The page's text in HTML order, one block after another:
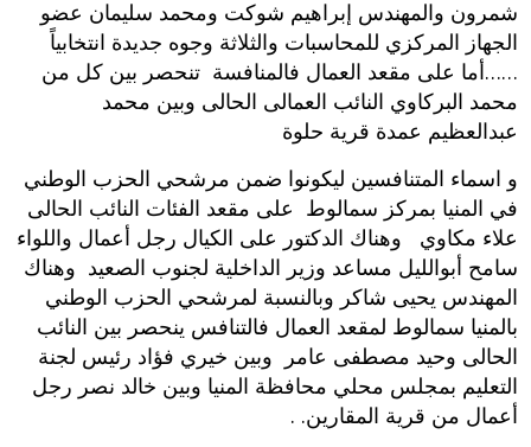
شمرون والمهندس إبراهيم شوكت ومحمد سليمان عضو
الجهاز المركزي للمحاسبات والثلاثة وجوه جديدة انتخابياً‮
……أما على مقعد العمال فالمنافسة تنحصر بين كل من
محمد البركاوي‮ ‬النائب العمالى الحالى وبين محمد
عبدالعظيم عمدة قرية حلوة
و اسماء المتنافسين ليكونوا ضمن مرشحي الحزب الوطني
في المنيا بمركز سمالوط على مقعد الفئات النائب الحالى
علاء مكاوي وهناك الدكتور على الكيال رجل أعمال واللواء
سامح أبوالليل مساعد وزير الداخلية لجنوب الصعيد ‬وهناك
المهندس يحيى شاكر وبالنسبة لمرشحي الحزب الوطني
بالمنيا سمالوط لمقعد العمال فالتنافس ينحصر بين النائب
الحالى وحيد مصطفى عامر ‬وبين خيري فؤاد رئيس لجنة
التعليم بمجلس محلي محافظة المنيا وبين خالد نصر رجل
أعمال من قرية المقارين‮. .‬